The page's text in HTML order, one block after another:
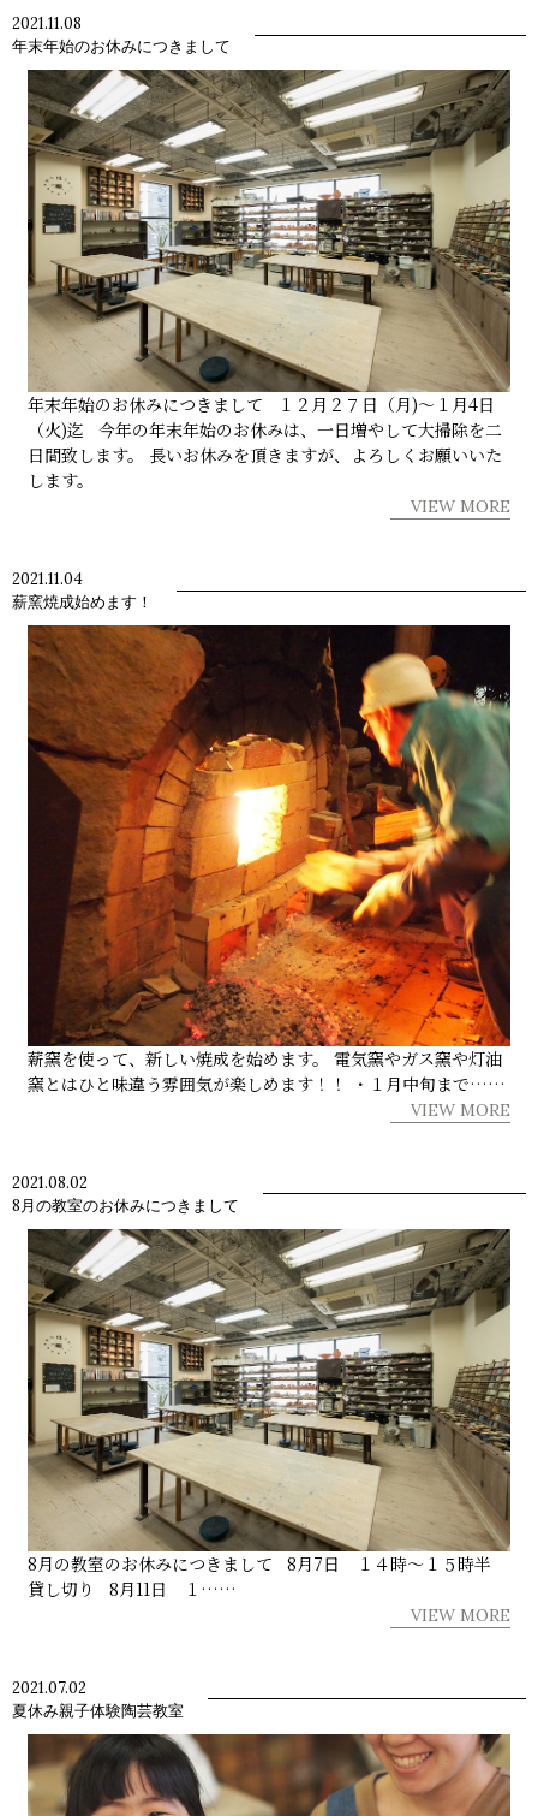
2021.11.08
年末年始のお休みにつきまして
年末年始のお休みにつきまして １２月２７日（月)～１月4日
（火)迄 今年の年末年始のお休みは、一日増やして大掃除を二
日間致します。 長いお休みを頂きますが、よろしくお願いいた
します。
VIEW MORE
2021.11.04
薪窯焼成始めます！
薪窯を使って、新しい焼成を始めます。 電気窯やガス窯や灯油
窯とはひと味違う雰囲気が楽しめます！！ ・１月中旬まで……
VIEW MORE
2021.08.02
8月の教室のお休みにつきまして
8月の教室のお休みにつきまして 8月7日 １４時〜１５時半
貸し切り 8月11日 １……
VIEW MORE
2021.07.02
夏休み親子体験陶芸教室